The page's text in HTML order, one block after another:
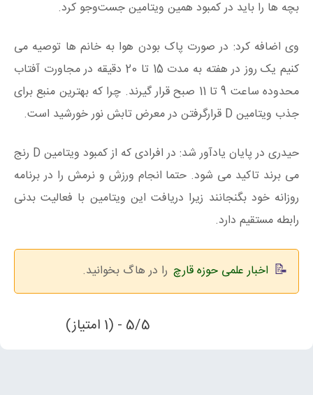
بچه ها را باید در کمبود همین ویتامین جست‌وجو کرد.
وی اضافه کرد: در صورت پاک بودن هوا به خانم ها توصیه می
کنیم یک روز در هفته به مدت 15 تا 20 دقیقه در مجاورت آفتاب
محدوده ساعت 9 تا 11 صبح قرار گیرند. چرا که بهترین منبع برای
جذب ویتامین D قرارگرفتن در معرض تابش نور خورشید است.
حیدری در پایان یادآور شد: در افرادی که از کمبود ویتامین D رنج
می برند تاکید می شود. حتما انجام ورزش و نرمش را در برنامه
روزانه خود بگنجانند زیرا دریافت این ویتامین با فعالیت بدنی
رابطه مستقیم دارد.
اخبار علمی حوزه قارچ را در هاگ بخوانید.
5/5 - (1 امتیاز)